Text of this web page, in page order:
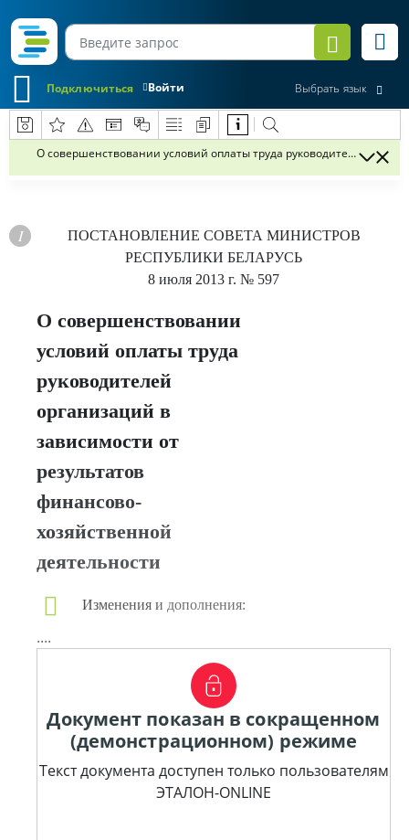
Войти
Подключиться Выбрать язык
О совершенствовании условий оплаты труда руководителей
ПОСТАНОВЛЕНИЕ СОВЕТА МИНИСТРОВ
РЕСПУБЛИКИ БЕЛАРУСЬ
8 июля 2013 г. № 597
О совершенствовании
условий оплаты труда
руководителей
организаций в
зависимости от
результатов
финансово-
хозяйственной
деятельности
Изменения и дополнения:
....
Документ показан в сокращенном
(демонстрационном) режиме
Текст документа доступен только пользователям
ЭТАЛОН-ONLINE